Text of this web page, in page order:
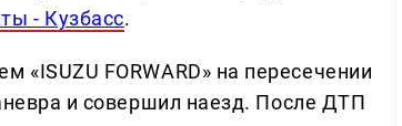
- Кузбасс.
«ISUZU FORWARD» на пересечении
и совершил наезд. После ДТП